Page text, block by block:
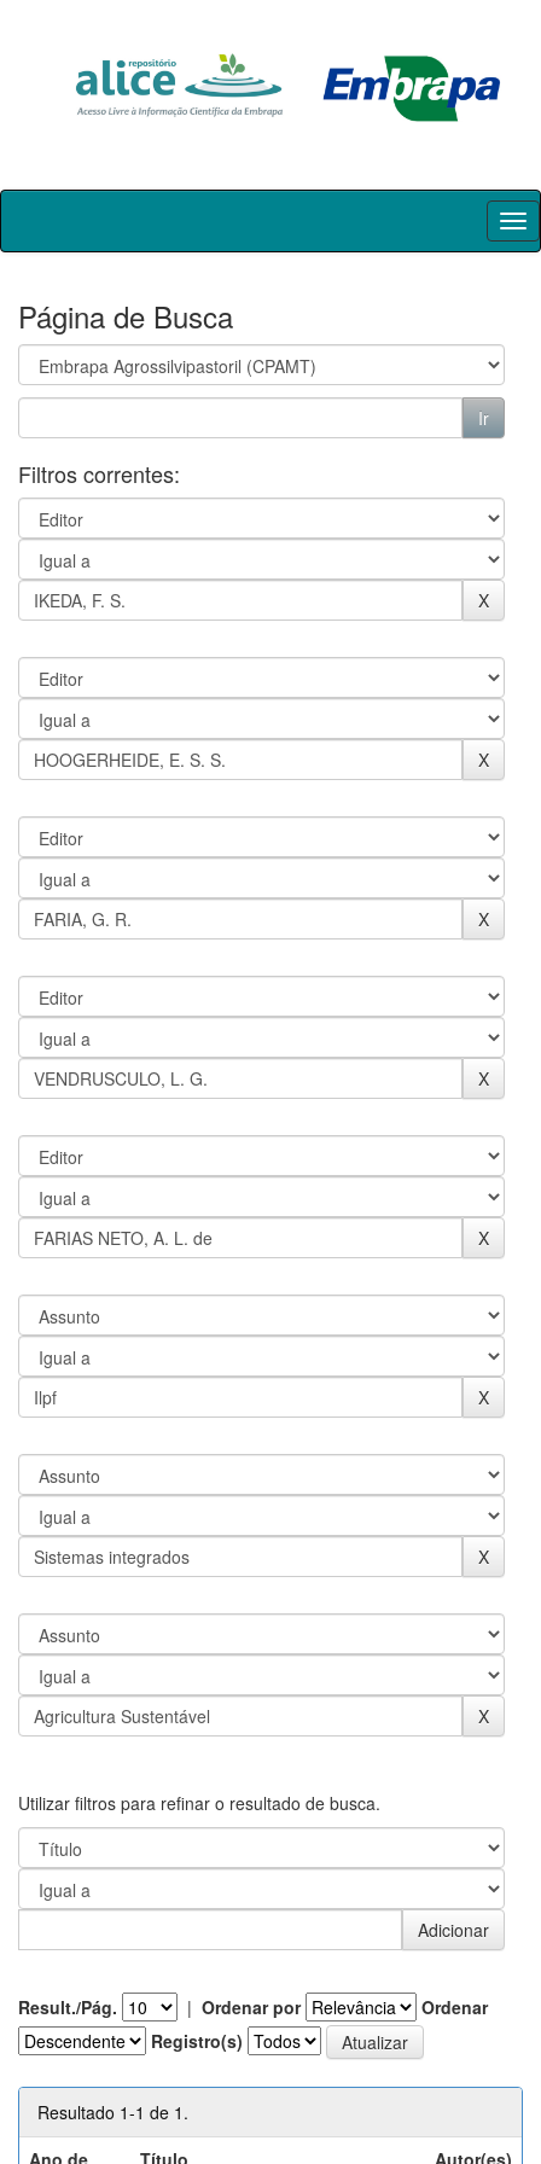
Skip
Página de Busca
Filtros correntes:
Utilizar filtros para refinar o resultado de busca.
Result./Pág. | Ordenar por
Ordenar
Registro(s)
Resultado 1-1 de 1.
Ano de
Título Autor(es)